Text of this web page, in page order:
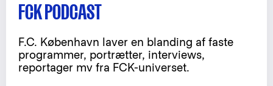
FCK PODCAST
F.C. København laver en blanding af faste
programmer, portrætter, interviews,
reportager mv fra FCK-universet.